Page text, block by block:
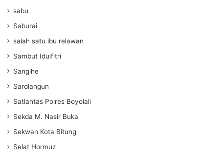
sabu
Saburai
salah satu ibu relawan
Sambut Idulfitri
Sangihe
Sarolangun
Satlantas Polres Boyolali
Sekda M. Nasir Buka
Sekwan Kota Bitung
Selat Hormuz